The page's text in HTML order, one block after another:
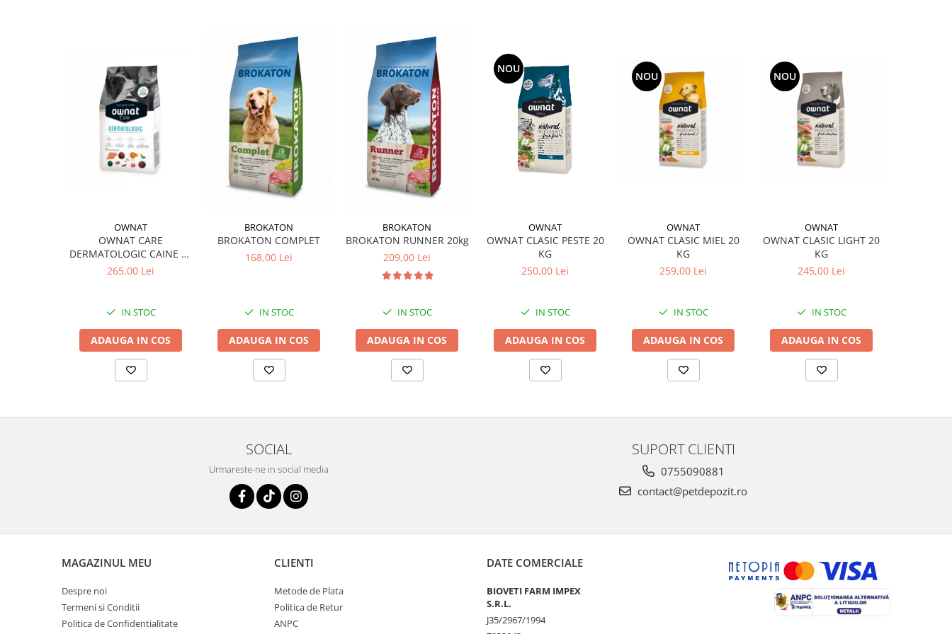
Prezentare:
Cutie cu 6 tablete.
OWNAT
OWNAT CARE
DERMATOLOGIC CAINE 10
KG
265,00 Lei
IN STOC
ADAUGA IN COS
BROKATON
BROKATON COMPLET
168,00 Lei
IN STOC
ADAUGA IN COS
BROKATON
BROKATON RUNNER 20kg
209,00 Lei
IN STOC
ADAUGA IN COS
NOU
OWNAT
OWNAT CLASIC PESTE 20
KG
250,00 Lei
IN STOC
ADAUGA IN COS
NOU
OWNAT
OWNAT CLASIC MIEL 20
KG
259,00 Lei
IN STOC
ADAUGA IN COS
NOU
OWNAT
OWNAT CLASIC LIGHT 20
KG
245,00 Lei
IN STOC
ADAUGA IN COS
SOCIAL
Urmareste-ne in social media
SUPORT CLIENTI
0755090881
contact@petdepozit.ro
MAGAZINUL MEU
Despre noi
Termeni si Conditii
Politica de Confidentialitate
CLIENTI
Metode de Plata
Politica de Retur
ANPC
DATE COMERCIALE
BIOVETI FARM IMPEX
S.R.L.
J35/2967/1994